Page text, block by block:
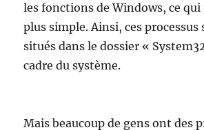
les fonctions de Windows, ce qui
plus simple. Ainsi, ces
situés dans le dossier «
cadre du système.
Mais beaucoup de gens ont des